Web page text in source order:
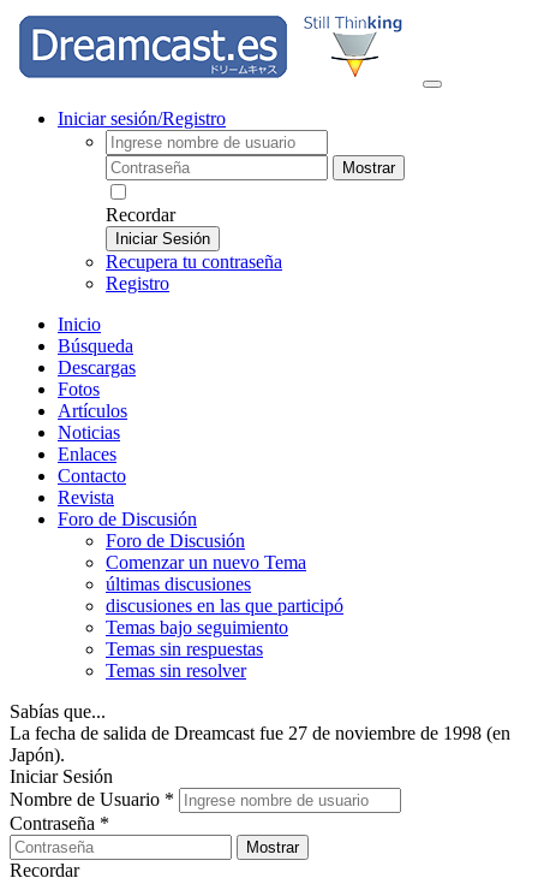
Iniciar sesión/Registro
Mostrar
Recordar
Iniciar Sesión
Recupera tu contraseña
Registro
Inicio
Búsqueda
Descargas
Fotos
Artículos
Noticias
Enlaces
Contacto
Revista
Foro de Discusión
Foro de Discusión
Comenzar un nuevo Tema
últimas discusiones
discusiones en las que participó
Temas bajo seguimiento
Temas sin respuestas
Temas sin resolver
Sabías que...
La fecha de salida de Dreamcast fue 27 de noviembre de 1998 (en
Japón).
Iniciar Sesión
Nombre de Usuario *
Contraseña *
Mostrar
Recordar